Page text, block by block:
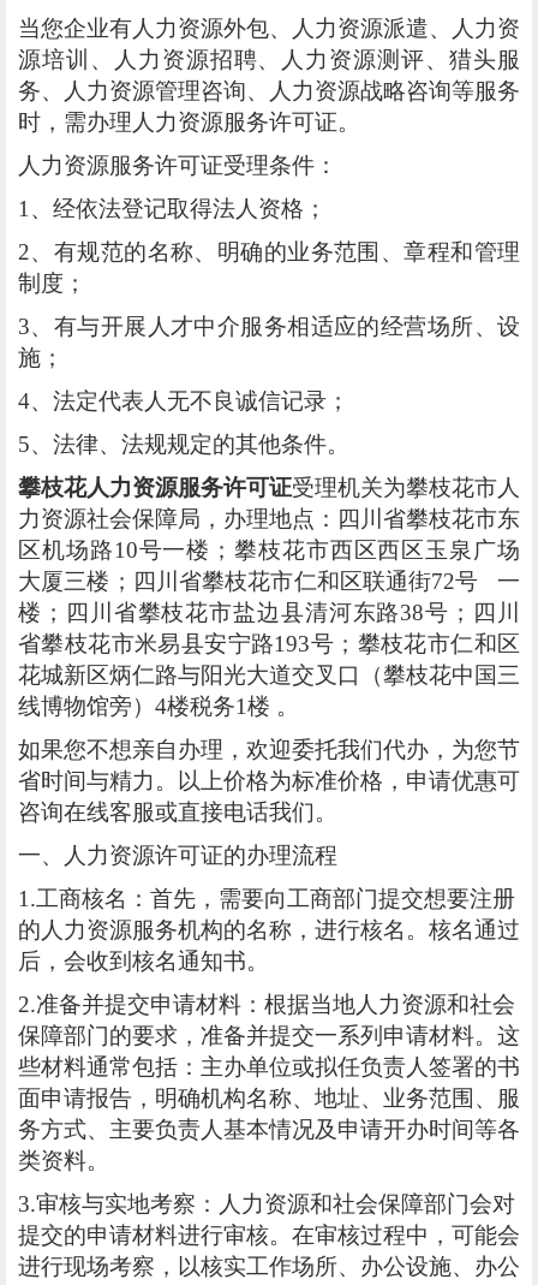
当您企业有人力资源外包、人力资源派遣、人力资
源培训、人力资源招聘、人力资源测评、猎头服
务、人力资源管理咨询、人力资源战略咨询等服务
时，需办理人力资源服务许可证。
人力资源服务许可证受理条件：
1、经依法登记取得法人资格；
2、有规范的名称、明确的业务范围、章程和管理
制度；
3、有与开展人才中介服务相适应的经营场所、设
施；
4、法定代表人无不良诚信记录；
5、法律、法规规定的其他条件。
攀枝花人力资源服务许可证受理机关为攀枝花市人
力资源社会保障局，办理地点：四川省攀枝花市东
区机场路10号一楼；攀枝花市西区西区玉泉广场
大厦三楼；四川省攀枝花市仁和区联通街72号 一
楼；四川省攀枝花市盐边县清河东路38号；四川
省攀枝花市米易县安宁路193号；攀枝花市仁和区
花城新区炳仁路与阳光大道交叉口（攀枝花中国三
线博物馆旁）4楼税务1楼 。
如果您不想亲自办理，欢迎委托我们代办，为您节
省时间与精力。以上价格为标准价格，申请优惠可
咨询在线客服或直接电话我们。
一、人力资源许可证的办理流程
1.工商核名：首先，需要向工商部门提交想要注册
的人力资源服务机构的名称，进行核名。核名通过
后，会收到核名通知书。
2.准备并提交申请材料：根据当地人力资源和社会
保障部门的要求，准备并提交一系列申请材料。这
些材料通常包括：主办单位或拟任负责人签署的书
面申请报告，明确机构名称、地址、业务范围、服
务方式、主要负责人基本情况及申请开办时间等各
类资料。
3.审核与实地考察：人力资源和社会保障部门会对
提交的申请材料进行审核。在审核过程中，可能会
进行现场考察，以核实工作场所、办公设施、办公